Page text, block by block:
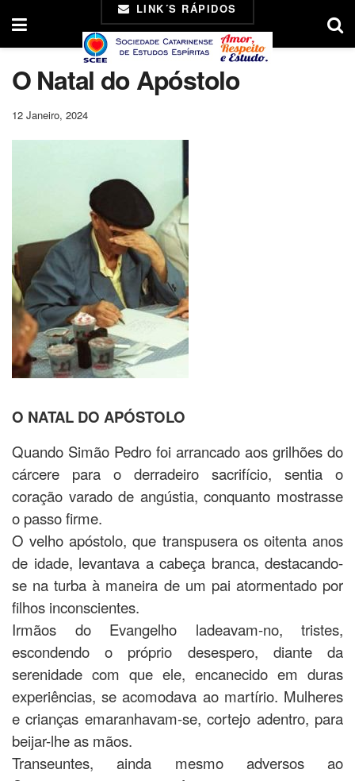
LINK´S RÁPIDOS
O Natal do Apóstolo
12 Janeiro, 2024
O NATAL DO APÓSTOLO
Quando Simão Pedro foi arrancado aos grilhões do
cárcere para o derradeiro sacrifício, sentia o
coração varado de angústia, conquanto mostrasse
o passo firme.
O velho apóstolo, que transpusera os oitenta anos
de idade, levantava a cabeça branca, destacando-
se na turba à maneira de um pai atormentado por
filhos inconscientes.
Irmãos do Evangelho ladeavam-no, tristes,
escondendo o próprio desespero, diante da
serenidade com que ele, encanecido em duras
experiências, se acomodava ao martírio. Mulheres
e crianças emaranhavam-se, cortejo adentro, para
beijar-lhe as mãos.
Transeuntes, ainda mesmo adversos ao